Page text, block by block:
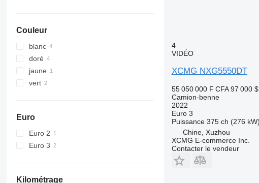
Couleur
blanc
doré
jaune
vert
Euro
Euro 2
Euro 3
Kilométrage
4
VIDÉO
XCMG NXG5550DT
55 050 000 F CFA 97 000
Camion-benne
2022
Euro 3
Puissance 375 ch (276 kW)
Chine, Xuzhou
XCMG E-commerce Inc.
Contacter le vendeur